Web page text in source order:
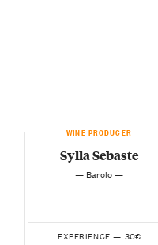
WINE PRODUCER
Sylla Sebaste
— Barolo —
EXPERIENCE — 30€